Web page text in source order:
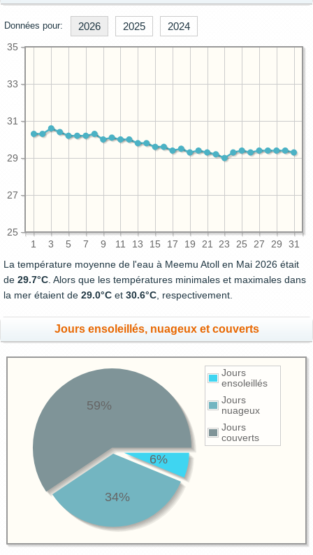
Données pour: 2026 2025 2024
1 3 5 7 9 11 13 15 17 19 21 23 25 27 29 31
25
27
29
31
33
35
La température moyenne de l'eau à Meemu Atoll en Mai 2026 était
de 29.7°C. Alors que les températures minimales et maximales dans
la mer étaient de 29.0°C et 30.6°C, respectivement.
Jours ensoleillés, nuageux et couverts
Jours
ensoleillés
Jours
nuageux
Jours
couverts
6%
34%
59%